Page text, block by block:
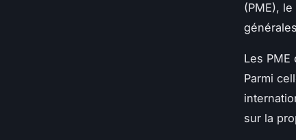
(PME),
Les
Parmi
sur la